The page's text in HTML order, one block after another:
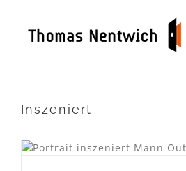
springen
Inszeniert
R.wartet